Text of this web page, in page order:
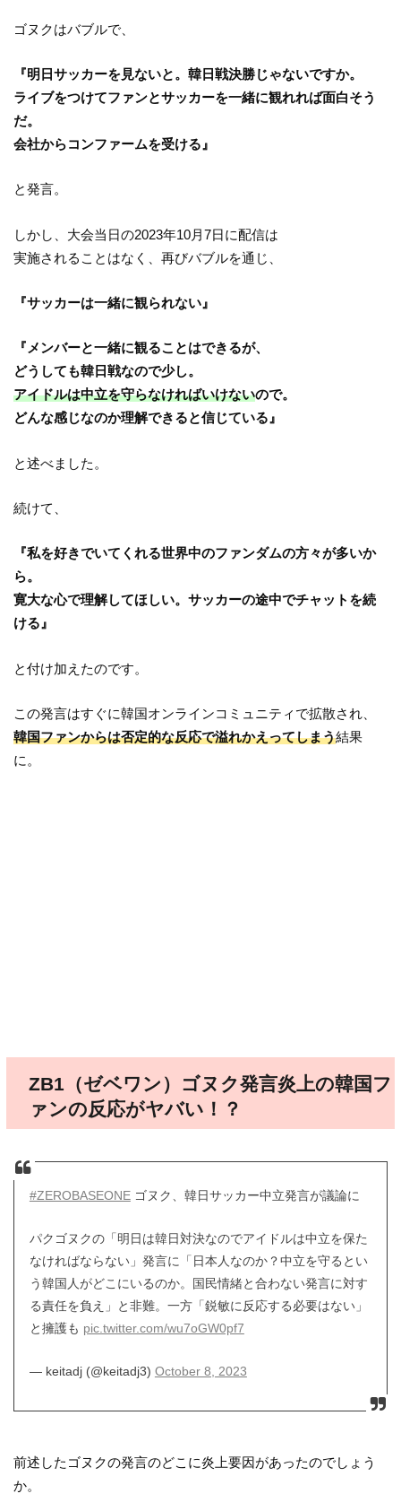
ゴヌクはバブルで、
『明日サッカーを見ないと。韓日戦決勝じゃないですか。
ライブをつけてファンとサッカーを一緒に観れれば面白そう
だ。
会社からコンファームを受ける』
と発言。
しかし、大会当日の2023年10月7日に配信は
実施されることはなく、再びバブルを通じ、
『サッカーは一緒に観られない』
『メンバーと一緒に観ることはできるが、
どうしても韓日戦なので少し。
アイドルは中立を守らなければいけないので。
どんな感じなのか理解できると信じている』
と述べました。
続けて、
『私を好きでいてくれる世界中のファンダムの方々が多いか
ら。
寛大な心で理解してほしい。サッカーの途中でチャットを続
ける』
と付け加えたのです。
この発言はすぐに韓国オンラインコミュニティで拡散され、
韓国ファンからは否定的な反応で溢れかえってしまう結果
に。
ZB1（ゼベワン）ゴヌク発言炎上の韓国フ
ァンの反応がヤバい！？
#ZEROBASEONEゴヌク、韓日サッカー中立発言が議論に
パクゴヌクの「明日は韓日対決なのでアイドルは中立を保た
なければならない」発言に「日本人なのか？中立を守るとい
う韓国人がどこにいるのか。国民情緒と合わない発言に対す
る責任を負え」と非難。一方「鋭敏に反応する必要はない」
と擁護も pic.twitter.com/wu7oGW0pf7
— keitadj (@keitadj3) October 8, 2023
前述したゴヌクの発言のどこに炎上要因があったのでしょう
か。